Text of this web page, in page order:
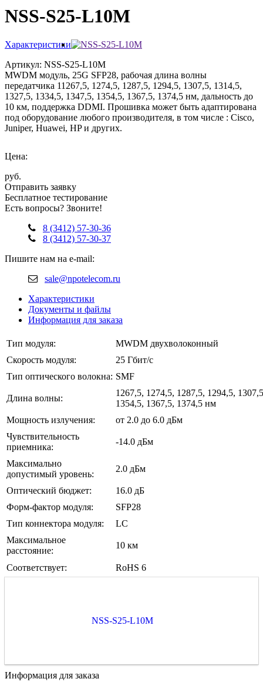
NSS-S25-L10M
Характеристики
Артикул: NSS-S25-L10M
MWDM модуль, 25G SFP28, рабочая длина волны
передатчика 11267,5, 1274,5, 1287,5, 1294,5, 1307,5, 1314,5,
1327,5, 1334,5, 1347,5, 1354,5, 1367,5, 1374,5 нм, дальность до
10 км, поддержка DDMI. Прошивка может быть адаптирована
под оборудование любого производителя, в том числе : Cisco,
Juniper, Huawei, HP и других.
Цена:
руб.
Отправить заявку
Бесплатное тестирование
Есть вопросы? Звоните!
8 (3412) 57-30-36
8 (3412) 57-30-37
Пишите нам на e-mail:
sale@npotelecom.ru
Характеристики
Документы и файлы
Информация для заказа
Тип модуля:
MWDM двухволоконный
Скорость модуля:
25 Гбит/с
Тип оптического волокна: SMF
Длина волны:
1267,5, 1274,5, 1287,5, 1294,5,
1354,5, 1367,5, 1374,5 нм
Мощность излучения:
от 2.0 до 6.0 дБм
Чувствительность
приемника:
-14.0 дБм
Максимально
допустимый уровень:
2.0 дБм
Оптический бюджет:
16.0 дБ
Форм-фактор модуля:
SFP28
Тип коннектора модуля:
LC
Максимальное
расстояние:
10 км
Соответствует: RoHS 6
NSS-S25-L10M
Информация для заказа